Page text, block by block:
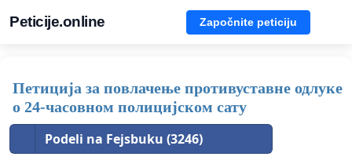
Peticije.online Započnite peticiju
Петиција за повлачење противуставне одлуке
о 24-часовном полицијском сату
Podeli na Fejsbuku (3246)